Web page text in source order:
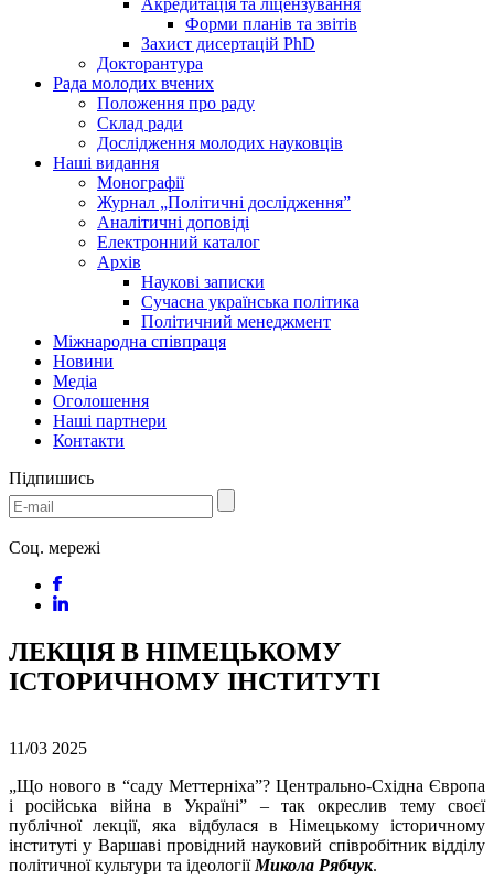
Акредитація та ліцензування
Форми планів та звітів
Захист дисертацій PhD
Докторантура
Рада молодих вчених
Положення про раду
Склад ради
Дослідження молодих науковців
Наші видання
Монографії
Журнал „Політичні дослідження”
Аналітичні доповіді
Електронний каталог
Архів
Наукові записки
Сучасна українська політика
Політичний менеджмент
Міжнародна співпраця
Новини
Медіa
Оголошення
Наші партнери
Контакти
Підпишись
Соц. мережі
ЛЕКЦІЯ В НІМЕЦЬКОМУ
ІСТОРИЧНОМУ ІНСТИТУТІ
11/03 2025
„Що нового в “саду Меттерніха”? Центрально-Східна Європа
і російська війна в Україні” – так окреслив тему своєї
публічної лекції, яка відбулася в Німецькому історичному
інституті у Варшаві провідний науковий співробітник відділу
політичної культури та ідеології Микола Рябчук.